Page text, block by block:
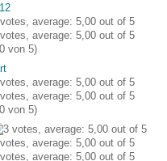
von 5)
von 5)